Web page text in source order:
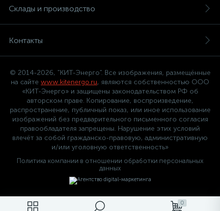
0
Склады и производство
Контакты
© 2014-2026, "КИТ-Энерго". Все изображения, размещённые
на сайте www.kitenergo.ru, являются собственностью ООО
«КИТ-Энерго» и защищены законодательством РФ об
авторском праве. Копирование, воспроизведение,
распространение, публичный показ, или иное использование
изображений без предварительного письменного согласия
правообладателя запрещены. Нарушение этих условий
влечёт за собой гражданско-правовую, административную
и/или уголовную ответственность»
Политика компании в отношении обработки персональных
данных